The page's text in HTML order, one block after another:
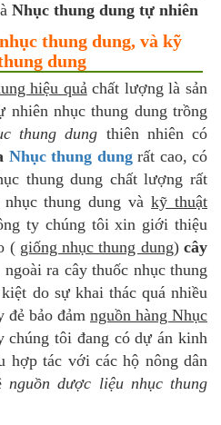
Nhục thung dung tự nhiên
thung dung, và kỹ
dung
hiệu quảchất lượng là sản
nhiên nhục thung dung trồng
thung dung thiên nhiên có
Nhục thung dungrất cao, có
thung dung chất lượng rất
thung dung vàkỹ thuật
ty chúng tôi xin giới thiệu
( giống nhục thung dung)cây
ngoài ra cây thuốc nhục thung
do sự khai thác quá nhiều
đẻ bảo đảm nguồn hàng Nhục
chúng tôi đang có dự án kinh
hợp tác với các hộ nông dân
nguồn dược liệu nhục thung